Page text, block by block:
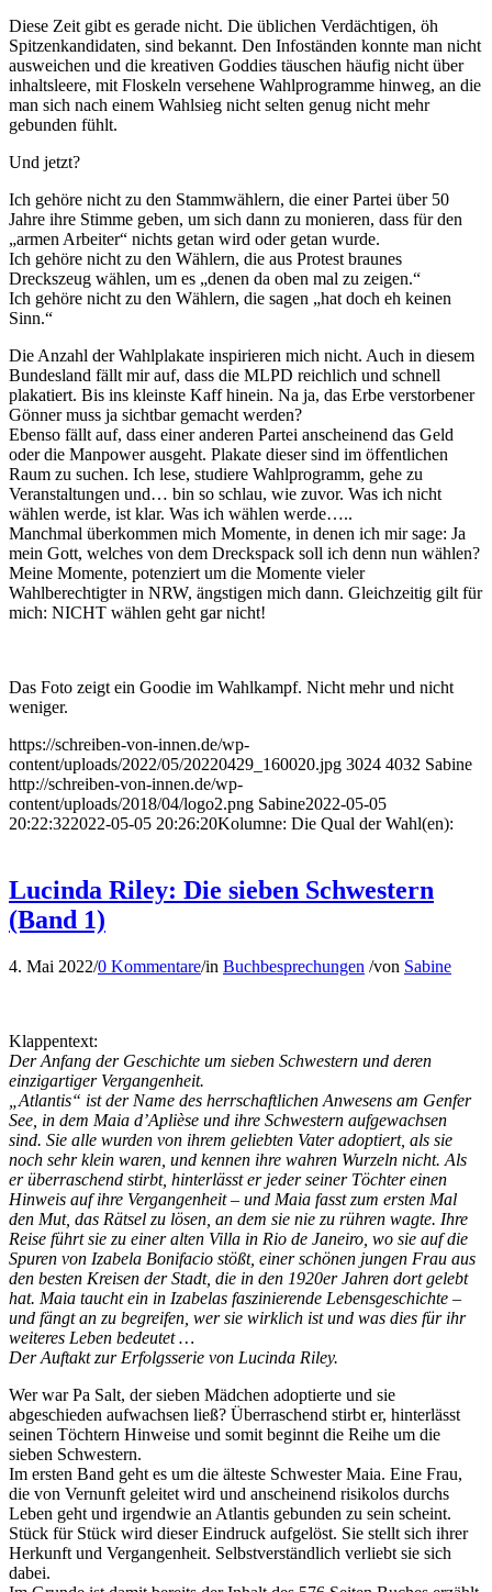
Diese Zeit gibt es gerade nicht. Die üblichen Verdächtigen, öh
Spitzenkandidaten, sind bekannt. Den Infoständen konnte man nicht
ausweichen und die kreativen Goddies täuschen häufig nicht über
inhaltsleere, mit Floskeln versehene Wahlprogramme hinweg, an die
man sich nach einem Wahlsieg nicht selten genug nicht mehr
gebunden fühlt.
Und jetzt?
Ich gehöre nicht zu den Stammwählern, die einer Partei über 50
Jahre ihre Stimme geben, um sich dann zu monieren, dass für den
„armen Arbeiter“ nichts getan wird oder getan wurde.
Ich gehöre nicht zu den Wählern, die aus Protest braunes
Dreckszeug wählen, um es „denen da oben mal zu zeigen.“
Ich gehöre nicht zu den Wählern, die sagen „hat doch eh keinen
Sinn.“
Die Anzahl der Wahlplakate inspirieren mich nicht. Auch in diesem
Bundesland fällt mir auf, dass die MLPD reichlich und schnell
plakatiert. Bis ins kleinste Kaff hinein. Na ja, das Erbe verstorbener
Gönner muss ja sichtbar gemacht werden?
Ebenso fällt auf, dass einer anderen Partei anscheinend das Geld
oder die Manpower ausgeht. Plakate dieser sind im öffentlichen
Raum zu suchen. Ich lese, studiere Wahlprogramm, gehe zu
Veranstaltungen und… bin so schlau, wie zuvor. Was ich nicht
wählen werde, ist klar. Was ich wählen werde…..
Manchmal überkommen mich Momente, in denen ich mir sage: Ja
mein Gott, welches von dem Dreckspack soll ich denn nun wählen?
Meine Momente, potenziert um die Momente vieler
Wahlberechtigter in NRW, ängstigen mich dann. Gleichzeitig gilt für
mich: NICHT wählen geht gar nicht!
Das Foto zeigt ein Goodie im Wahlkampf. Nicht mehr und nicht
weniger.
https://schreiben-von-innen.de/wp-
content/uploads/2022/05/20220429_160020.jpg 3024 4032 Sabine
http://schreiben-von-innen.de/wp-
content/uploads/2018/04/logo2.png Sabine2022-05-05
20:22:322022-05-05 20:26:20Kolumne: Die Qual der Wahl(en):
Lucinda Riley: Die sieben Schwestern
(Band 1)
4. Mai 2022/0 Kommentare/in Buchbesprechungen /von Sabine
Klappentext:
Der Anfang der Geschichte um sieben Schwestern und deren
einzigartiger Vergangenheit.
„Atlantis“ ist der Name des herrschaftlichen Anwesens am Genfer
See, in dem Maia d’Aplièse und ihre Schwestern aufgewachsen
sind. Sie alle wurden von ihrem geliebten Vater adoptiert, als sie
noch sehr klein waren, und kennen ihre wahren Wurzeln nicht. Als
er überraschend stirbt, hinterlässt er jeder seiner Töchter einen
Hinweis auf ihre Vergangenheit – und Maia fasst zum ersten Mal
den Mut, das Rätsel zu lösen, an dem sie nie zu rühren wagte. Ihre
Reise führt sie zu einer alten Villa in Rio de Janeiro, wo sie auf die
Spuren von Izabela Bonifacio stößt, einer schönen jungen Frau aus
den besten Kreisen der Stadt, die in den 1920er Jahren dort gelebt
hat. Maia taucht ein in Izabelas faszinierende Lebensgeschichte –
und fängt an zu begreifen, wer sie wirklich ist und was dies für ihr
weiteres Leben bedeutet …
Der Auftakt zur Erfolgsserie von Lucinda Riley.
Wer war Pa Salt, der sieben Mädchen adoptierte und sie
abgeschieden aufwachsen ließ? Überraschend stirbt er, hinterlässt
seinen Töchtern Hinweise und somit beginnt die Reihe um die
sieben Schwestern.
Im ersten Band geht es um die älteste Schwester Maia. Eine Frau,
die von Vernunft geleitet wird und anscheinend risikolos durchs
Leben geht und irgendwie an Atlantis gebunden zu sein scheint.
Stück für Stück wird dieser Eindruck aufgelöst. Sie stellt sich ihrer
Herkunft und Vergangenheit. Selbstverständlich verliebt sie sich
dabei.